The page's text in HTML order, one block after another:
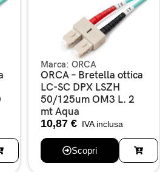
Marca: ORCA
ORCA – Bretella ottica
LC-SC DPX LSZH
50/125um OM3 L. 2
mt Aqua
10,87 € IVA inclusa
Scopri